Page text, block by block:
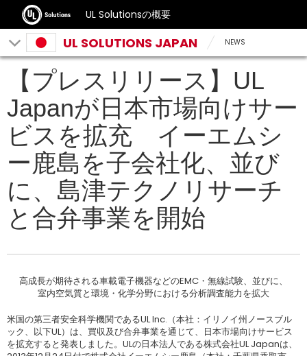
UL Solutionsの概要
UL SOLUTIONS JAPAN NEWS
【プレスリリース】UL
Japanが日本市場向けサー
ビスを拡充 イーエムシ
ー鹿島を子会社化、並び
に、島津テクノリサーチ
と合弁事業を開始
高成長が期待される車載電子機器などのEMC・無線試験、並びに、
室内空気質と環境・化学分野における分析調査能力を拡大
米国の第三者安全科学機関であるUL Inc.（本社：イリノイ州ノースブル
ック、以下UL）は、買収及び合弁事業を通じて、日本市場向けサービス
を拡充すると発表しました。ULの日本法人である株式会社UL Japanは、